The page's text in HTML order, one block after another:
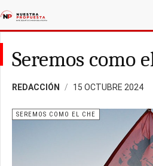
Seremos como
REDACCIÓN 15 OCTUBRE 2024
SEREMOS COMO EL CHE